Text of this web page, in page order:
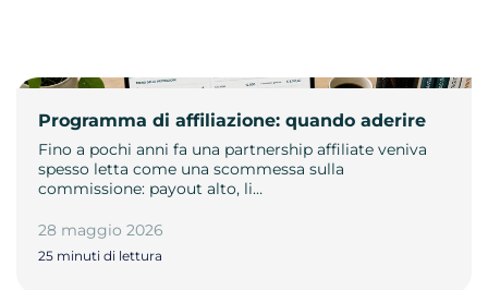
Programma di affiliazione: quando aderire
Fino a pochi anni fa una partnership affiliate veniva
spesso letta come una scommessa sulla
commissione: payout alto, li…
28 maggio 2026
25 minuti di lettura